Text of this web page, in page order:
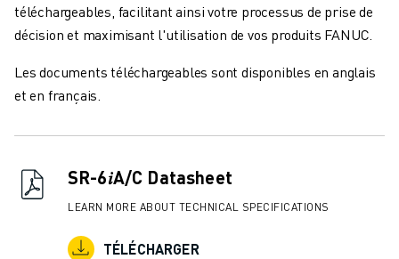
téléchargeables, facilitant ainsi votre processus de prise de
décision et maximisant l'utilisation de vos produits FANUC.
Les documents téléchargeables sont disponibles en anglais
et en français.
SR-6𝑖A/C Datasheet
LEARN MORE ABOUT TECHNICAL SPECIFICATIONS
TÉLÉCHARGER